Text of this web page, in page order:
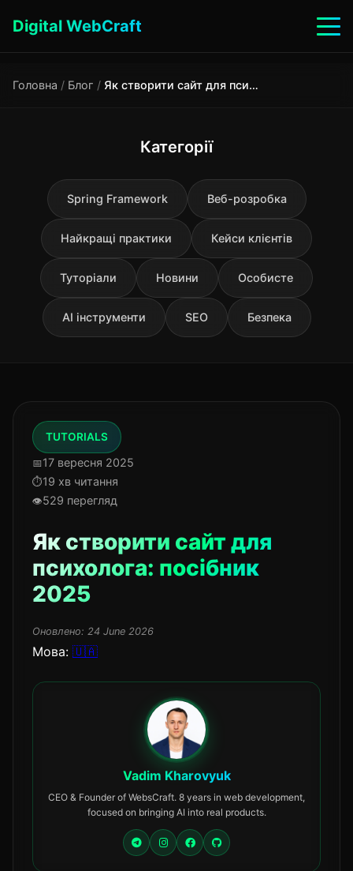
Digital WebCraft
Головна / Блог / Як створити сайт для психолога: посібник 2025
Категорії
Spring Framework Веб-розробка
Найкращі практики Кейси клієнтів
Туторіали Новини Особисте
AI інструменти SEO Безпека
TUTORIALS
17 вересня 2025
19 хв читання
529 перегляд
Як створити сайт для
психолога: посібник
2025
Оновлено: 24 June 2026
Мова: 🇺🇦
Vadim Kharovyuk
CEO & Founder of WebsCraft. 8 years in web development,
focused on bringing AI into real products.